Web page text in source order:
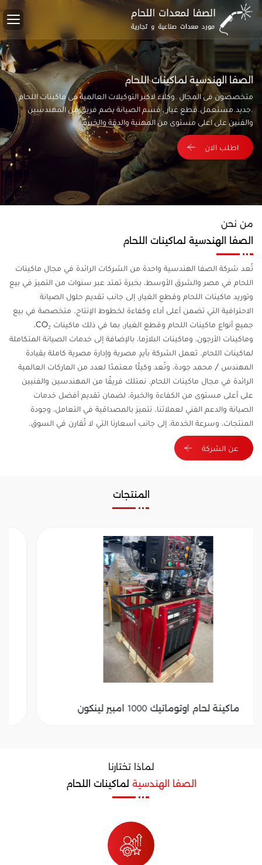
الصفا الهندسية لماكينات اللحام
متخصصون فى المجال .وكلاء لاكبر التوكيلات العالمية فى ماكينات اللحام
.جديد.مستعمل.قطع غيار , قسم الصيانة يضم فريق من المهندسين
والفنين على اعلى مستوى من المهنية والدقة والخبرة .
اطلب الان
من نحن
الصفا الهندسية لماكينات اللحام
تُعد شركة الصفا الهندسية واحدة من الشركات الرائدة في مجال ماكينات
اللحام في مصر والشرق الأوسط، بخبرة تمتد عبر سنوات من التميز في بيع
وتوريد ماكينات اللحام وقطع الغيار، إلى جانب تقديم حلول الصيانة
الاحترافية التي تضمن أعلى أداء وكفاءة لخطوط الإنتاج. متخصصة في بيع
جميع أنواع ماكينات اللحام وقطع الغيار، بما في ذلك ماكينات CO₂،
وماكينات الأرجون، وماكينات البلازما، بالإضافة إلى خدمات الصيانة المتكاملة
لماكينات اللحام. تعمل الشركة بأيدٍ مصرية وإدارة مصرية كاملة بقيادة
المهندس / محمد جودة، وتُعد وكيلًا معتمدًا لعدد من الماركات العالمية
الرائدة في مجال ماكينات اللحام. نمتلك فريقًا من المهندسين والفنيين
على أعلى مستوى من الكفاءة والخبرة، لضمان تقديم أفضل خدمات
الصيانة والدعم الفني لعملائنا. نتميز بالمصداقية في التعامل، وجودة
المنتجات، وسرعة الخدمة، إلى جانب أسعارنا التي لا تُقارن في السوق.
عن الشركة
المنتجات
ماكينة لحام اوتوماتيك 1000 امبير لينكون
لماذا تختارنا
الصفا الهندسية لماكينات اللحام